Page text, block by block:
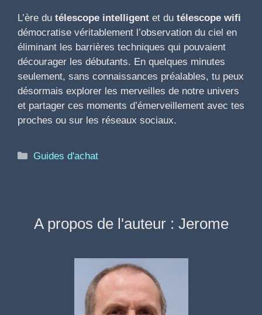
L’ère du télescope intelligent et du télescope wifi
démocratise véritablement l’observation du ciel en
éliminant les barrières techniques qui pouvaient
décourager les débutants. En quelques minutes
seulement, sans connaissances préalables, tu peux
désormais explorer les merveilles de notre univers
et partager ces moments d’émerveillement avec tes
proches ou sur les réseaux sociaux.
Catégories
Guides d'achat
A propos de l'auteur : Jerome